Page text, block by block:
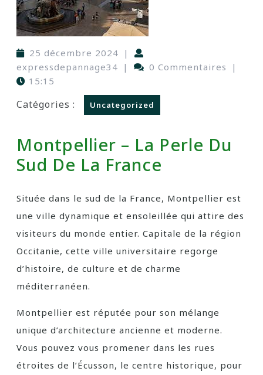
25 décembre 2024 |
expressdepannage34 | 0 Commentaires
|
15:15
Catégories : Uncategorized
Montpellier – La Perle Du
Sud De La France
Située dans le sud de la France, Montpellier est
une ville dynamique et ensoleillée qui attire des
visiteurs du monde entier. Capitale de la région
Occitanie, cette ville universitaire regorge
d’histoire, de culture et de charme
méditerranéen.
Montpellier est réputée pour son mélange
unique d’architecture ancienne et moderne.
Vous pouvez vous promener dans les rues
étroites de l’Écusson, le centre historique, pour